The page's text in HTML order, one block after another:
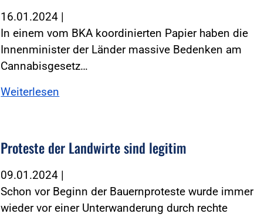
16.01.2024 |
In einem vom BKA koordinierten Papier haben die
Innenminister der Länder massive Bedenken am
Cannabisgesetz…
Weiterlesen
Proteste der Landwirte sind legitim
09.01.2024 |
Schon vor Beginn der Bauernproteste wurde immer
wieder vor einer Unterwanderung durch rechte